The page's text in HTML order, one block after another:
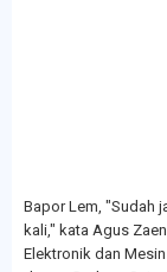
Bapor Lem, "Sudah
kali," kata Agus
Elektronik dan